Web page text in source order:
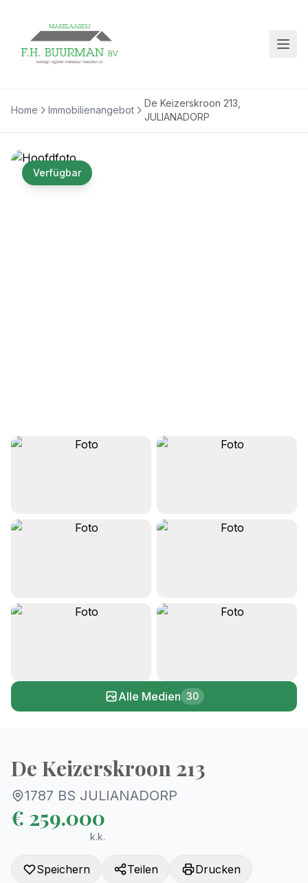
Home Immobilienangebot
De Keizerskroon 213,
JULIANADORP
Verfügbar
+25
Alle Medien 30
De Keizerskroon 213
1787 BS JULIANADORP
€ 259.000
k.k.
Speichern Teilen Drucken